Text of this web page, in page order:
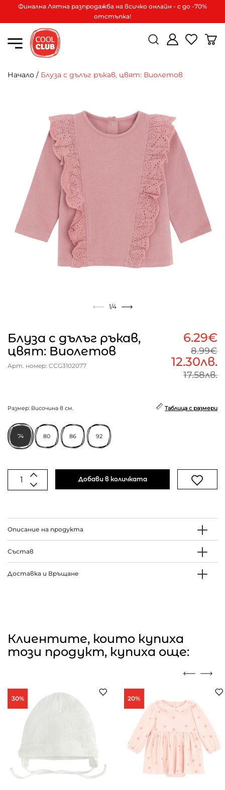
Финална Лятна разпродажба на всичко онлайн - с до -70%
отстъпка!
Начало / Блуза с дълъг ръкав, цвят: Виолетов
1/4
Блуза с дълъг ръкав,
цвят: Виолетов
Арт. номер: CCG3102077
6.29€
8.99€
12.30лв.
17.58лв.
Размер: Височина в см. Таблица с размери
74 80 86 92
Добави в количката
Описание на продукта
Състав
Доставка и Връщане
Клиентите, които купиха
този продукт, купиха още:
30% 20%